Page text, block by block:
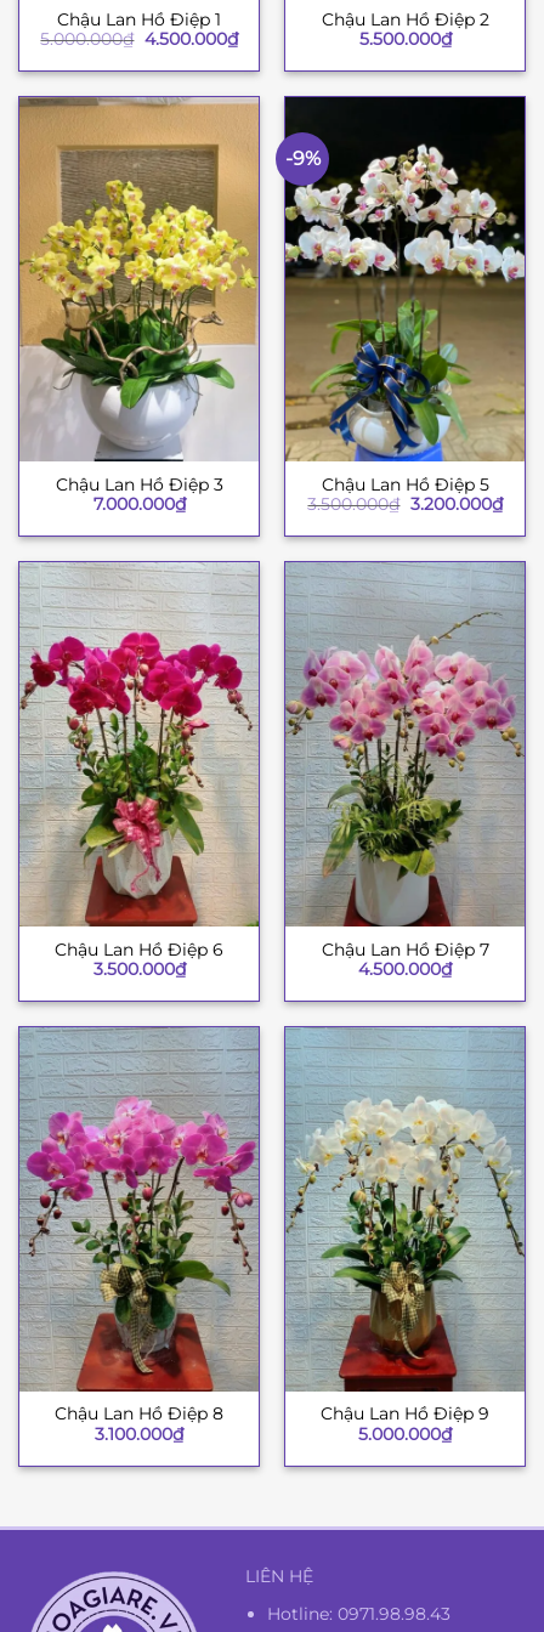
Chậu Lan Hồ Điệp 1
5.000.000₫ Giá
là:
4.500.000₫Giá
hiện
tại
4.500.000₫.
Chậu Lan Hồ Điệp 2
5.500.000₫
Chậu Lan Hồ Điệp 3
7.000.000₫
-9%
Chậu Lan Hồ Điệp 5
3.500.000₫ Giá
là:
3.200.000₫Giá
hiện
tại
Chậu Lan Hồ Điệp 6
3.500.000₫
Chậu Lan Hồ Điệp 7
4.500.000₫
Chậu Lan Hồ Điệp 8
3.100.000₫
Chậu Lan Hồ Điệp 9
5.000.000₫
LIÊN HỆ
Hotline:0971.98.98.43